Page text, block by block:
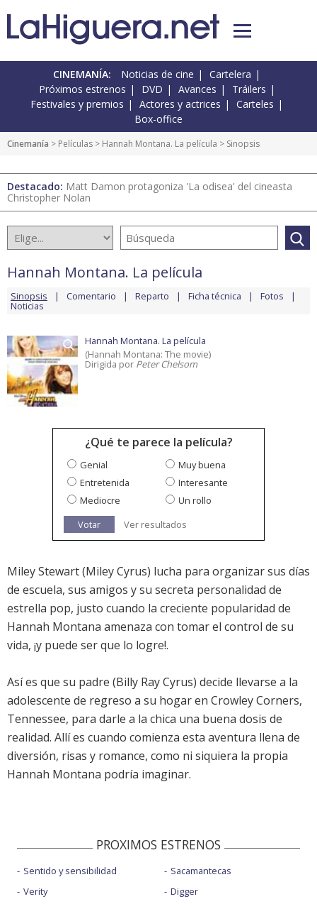
CINEMANÍA: Noticias de cine
Cartelera
Próximos estrenos
DVD Avances
Tráilers
Festivales y premios
Actores y actrices
Carteles
Box-office
Cinemanía > Películas > Hannah Montana. La película > Sinopsis
Destacado: Matt Damon protagoniza 'La odisea' del cineasta
Christopher Nolan
Hannah Montana. La película
Sinopsis Comentario Reparto Ficha técnica Fotos
Noticias
Hannah Montana. La película
(Hannah Montana: The movie)
Dirigida por Peter Chelsom
¿Qué te parece la película?
Genial
Muy buena
Entretenida
Interesante
Mediocre
Un rollo
Votar
Ver resultados
Miley Stewart (Miley Cyrus) lucha para organizar sus días
de escuela, sus amigos y su secreta personalidad de
estrella pop, justo cuando la creciente popularidad de
Hannah Montana amenaza con tomar el control de su
vida, ¡y puede ser que lo logre!.
Así es que su padre (Billy Ray Cyrus) decide llevarse a la
adolescente de regreso a su hogar en Crowley Corners,
Tennessee, para darle a la chica una buena dosis de
realidad. Allí es cuando comienza esta aventura llena de
diversión, risas y romance, como ni siquiera la propia
Hannah Montana podría imaginar.
PROXIMOS ESTRENOS
Sentido y sensibilidad
Verity
Sacamantecas
Digger